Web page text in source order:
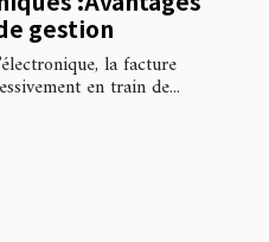
gestion
la facture
en train de...